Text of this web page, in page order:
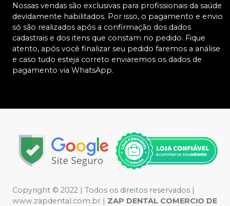
Nossas vendas são exclusivas para profissionais da saúde
devidamente habilitados. Por isso, o pagamento e envio
só são realizados após a confirmação dos dados
cadastrais e dos itens que constam no pedido. Fique
atento, após você finalizar seu pedido faremos a análise
e caso tudo esteja correto enviaremos os dados de
pagamento via WhatsApp.
Copyright © 2022 | Todos os direitos reservados |
www.zapdental.com.br | ZAP DENTAL COMERCIO DE